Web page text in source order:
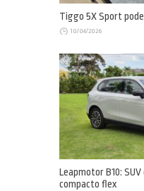
Tiggo 5X Sport
10/04/2026
Leapmotor B10:
compacto flex